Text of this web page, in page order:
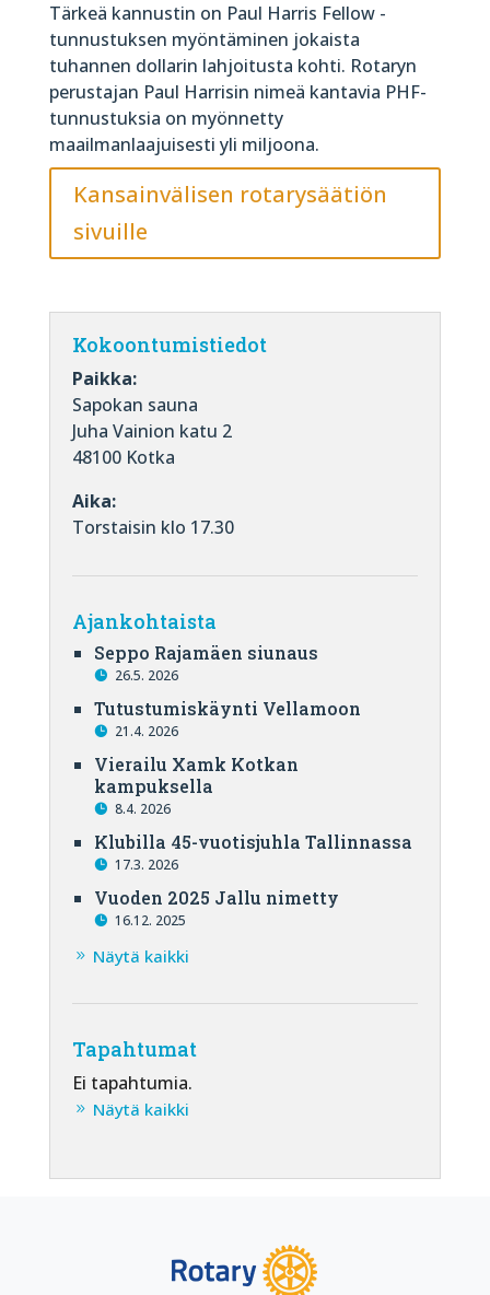
Tärkeä kannustin on Paul Harris Fellow -
tunnustuksen myöntäminen jokaista
tuhannen dollarin lahjoitusta kohti. Rotaryn
perustajan Paul Harrisin nimeä kantavia PHF-
tunnustuksia on myönnetty
maailmanlaajuisesti yli miljoona.
Kansainvälisen rotarysäätiön
sivuille
Kokoontumistiedot
Paikka:
Sapokan sauna
Juha Vainion katu 2
48100 Kotka
Aika:
Torstaisin klo 17.30
Ajankohtaista
Seppo Rajamäen siunaus
26.5. 2026
Tutustumiskäynti Vellamoon
21.4. 2026
Vierailu Xamk Kotkan
kampuksella
8.4. 2026
Klubilla 45-vuotisjuhla Tallinnassa
17.3. 2026
Vuoden 2025 Jallu nimetty
16.12. 2025
Näytä kaikki
Tapahtumat
Ei tapahtumia.
Näytä kaikki